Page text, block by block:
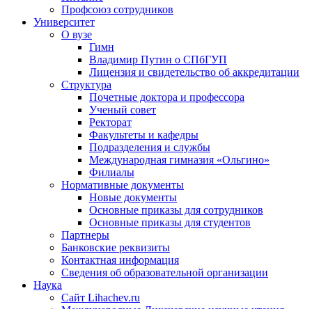
Профсоюз сотрудников
Университет
О вузе
Гимн
Владимир Путин о СПбГУП
Лицензия и свидетельство об аккредитации
Структура
Почетные доктора и профессора
Ученый совет
Ректорат
Факультеты и кафедры
Подразделения и службы
Международная гимназия «Ольгино»
Филиалы
Нормативные документы
Новые документы
Основные приказы для сотрудников
Основные приказы для студентов
Партнеры
Банковские реквизиты
Контактная информация
Сведения об образовательной организации
Наука
Сайт Lihachev.ru